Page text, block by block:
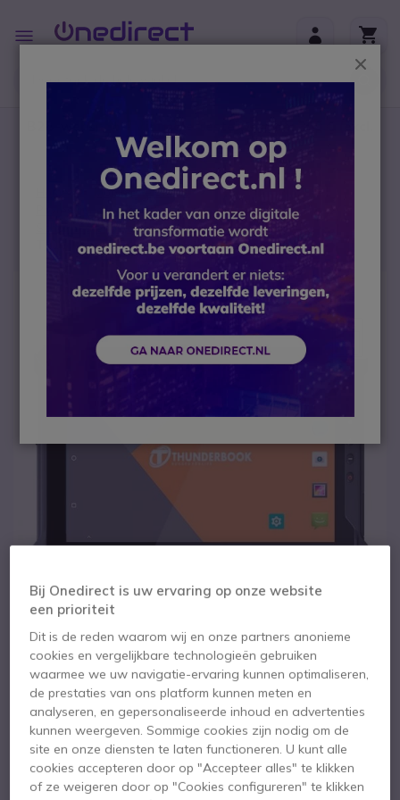
Toggle
Nav
btw)
Mobiele telefonie
Professionele robuuste tablets
Schokbestendige tablets
Thunderbook Colossus A803 8'' Barcodelezer
Thunderbook
Colossus A803 8''
Barcodelezer
Ga naar het einde van de afbeeldingen-gallerij
Ga naar het begin van de afbeeldingen-gallerij
Bij Onedirect is uw ervaring op onze website
een prioriteit
Dit is de reden waarom wij en onze partners anonieme
cookies en vergelijkbare technologieën gebruiken
waarmee we uw navigatie-ervaring kunnen optimaliseren,
de prestaties van ons platform kunnen meten en
analyseren, en gepersonaliseerde inhoud en advertenties
kunnen weergeven. Sommige cookies zijn nodig om de
site en onze diensten te laten functioneren. U kunt alle
cookies accepteren door op "Accepteer alles" te klikken
of ze weigeren door op "Cookies configureren" te klikken